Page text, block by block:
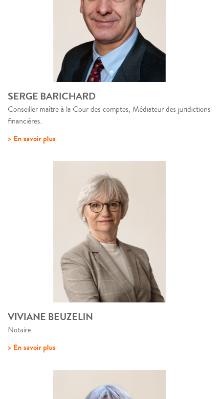
SERGE BARICHARD
Conseiller maître à la Cour des comptes, Médiateur des juridictions
financières.
> En savoir plus
VIVIANE BEUZELIN
Notaire
> En savoir plus